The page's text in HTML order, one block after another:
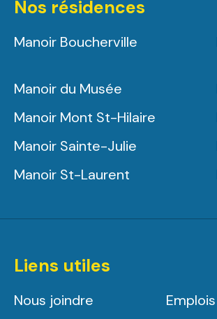
Nos résidences
Manoir Boucherville
Manoir du Musée
Manoir Mont St-Hilaire
Manoir Sainte-Julie
Manoir St-Laurent
Liens utiles
Nous joindre
Emplois